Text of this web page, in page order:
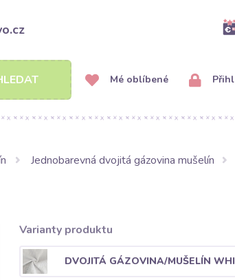
Mé oblíbené
Jednobarevná dvojitá gázovina mušelín
Varianty produktu
DVOJITÁ GÁZOVINA/MUŠELÍN